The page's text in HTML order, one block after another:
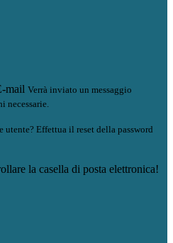
mail Verrà inviato un messaggio
necessarie.
utente? Effettua il reset della password
la casella di posta elettronica!